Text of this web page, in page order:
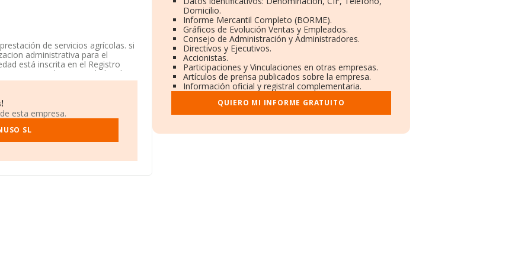
de servicios agrícolas. si
administrativa para el
está inscrita en el Registro
corresponde a 'Actividades de
actividad en mercados
Profesor Francisco Olid núm. 8,
compañías, la facturación en el
de la provincia
esta empresa.
SL
Domicilio.
Informe Mercantil Completo (BORME).
Gráficos de Evolución Ventas y Empleados.
Consejo de Administración y Administradores.
Directivos y Ejecutivos.
Accionistas.
Participaciones y Vinculaciones en otras empresas.
Artículos de prensa publicados sobre la empresa.
Información oficial y registral complementaria.
QUIERO MI INFORME GRATUITO